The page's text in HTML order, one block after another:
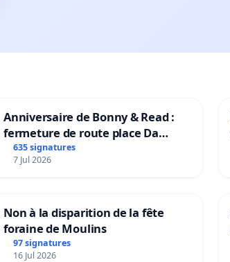
Anniversaire de Bonny & Read :
fermeture de route place Da
Maya M
635 signatures
7 Jul 2026
Non à la disparition de la fête
foraine de Moulins
97 signatures
16 Jul 2026